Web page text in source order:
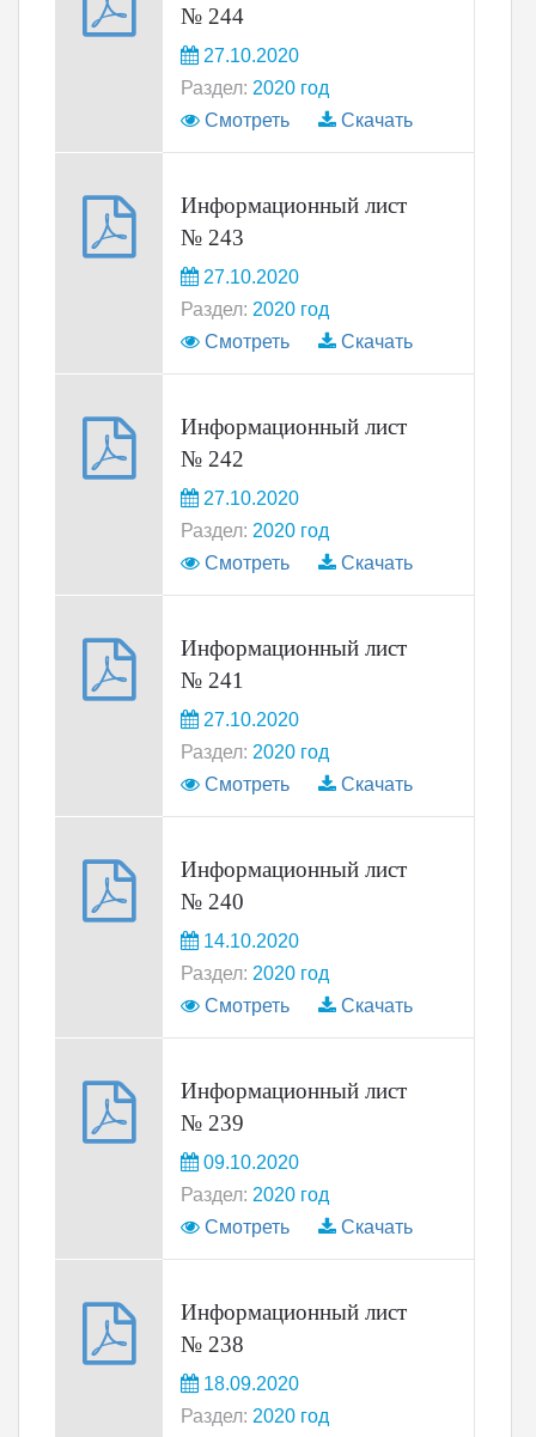
№ 244
27.10.2020
Раздел: 2020 год
Смотреть
Скачать
Информационный лист
№ 243
27.10.2020
Раздел: 2020 год
Смотреть
Скачать
Информационный лист
№ 242
27.10.2020
Раздел: 2020 год
Смотреть
Скачать
Информационный лист
№ 241
27.10.2020
Раздел: 2020 год
Смотреть
Скачать
Информационный лист
№ 240
14.10.2020
Раздел: 2020 год
Смотреть
Скачать
Информационный лист
№ 239
09.10.2020
Раздел: 2020 год
Смотреть
Скачать
Информационный лист
№ 238
18.09.2020
Раздел: 2020 год